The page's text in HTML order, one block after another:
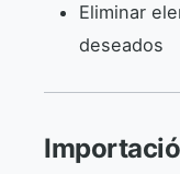
Eliminar
deseados